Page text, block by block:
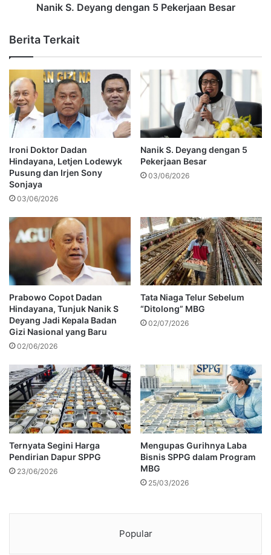
Nanik S. Deyang dengan 5 Pekerjaan Besar
Berita Terkait
Ironi Doktor Dadan
Hindayana, Letjen Lodewyk
Pusung dan Irjen Sony
Sonjaya
03/06/2026
Nanik S. Deyang dengan 5
Pekerjaan Besar
03/06/2026
Prabowo Copot Dadan
Hindayana, Tunjuk Nanik S
Deyang Jadi Kepala Badan
Gizi Nasional yang Baru
02/06/2026
Tata Niaga Telur Sebelum
“Ditolong” MBG
02/07/2026
Ternyata Segini Harga
Pendirian Dapur SPPG
23/06/2026
Mengupas Gurihnya Laba
Bisnis SPPG dalam Program
MBG
25/03/2026
Popular